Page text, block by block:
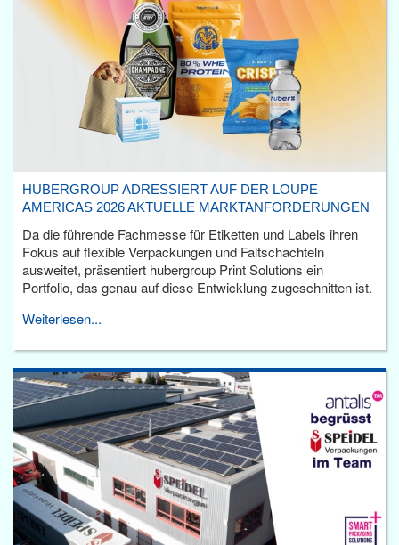
HUBERGROUP ADRESSIERT AUF DER LOUPE
AMERICAS 2026 AKTUELLE MARKTANFORDERUNGEN
Da die führende Fachmesse für Etiketten und Labels ihren
Fokus auf flexible Verpackungen und Faltschachteln
ausweitet, präsentiert hubergroup Print Solutions ein
Portfolio, das genau auf diese Entwicklung zugeschnitten ist.
Weiterlesen...